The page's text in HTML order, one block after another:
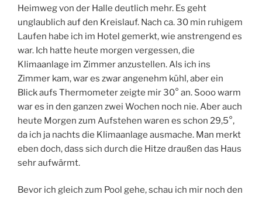
Heimweg von der Halle deutlich mehr. Es geht
unglaublich auf den Kreislauf. Nach ca. 30 min ruhigem
Laufen habe ich im Hotel gemerkt, wie anstrengend es
war. Ich hatte heute morgen vergessen, die
Klimaanlage im Zimmer anzustellen. Als ich ins
Zimmer kam, war es zwar angenehm kühl, aber ein
Blick aufs Thermometer zeigte mir 30° an. Sooo warm
war es in den ganzen zwei Wochen noch nie. Aber auch
heute Morgen zum Aufstehen waren es schon 29,5°,
da ich ja nachts die Klimaanlage ausmache. Man merkt
eben doch, dass sich durch die Hitze draußen das Haus
sehr aufwärmt.
Bevor ich gleich zum Pool gehe, schau ich mir noch den